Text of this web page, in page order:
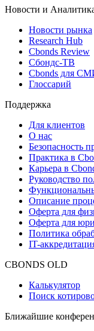
Новости и
Новости рынка
Research Hub
Cbonds Review
Сбондс-ТВ
Cbonds для
Глоссарий
Поддержка
Для клиентов
О нас
Безопасность
Практика в
Карьера в
Руководство
Описание
Оферта для
Оферта для
Политика
IT-
CBONDS OLD
Калькулятор
Поиск
Ближайшие